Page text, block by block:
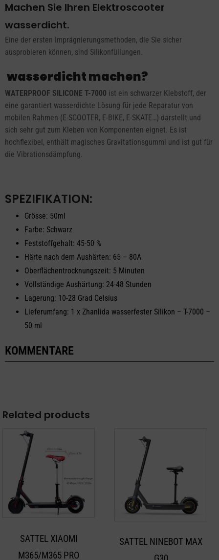
Machen Sie Ihren Elektroscooter
wasserdicht.
Eine der ersten Imprägnierungsmethoden, die Sie sicher
ausprobieren können, sind Silikonfüllungen.
wasserdicht machen?
WATERPROOF SILICONE T-7000 ist ein schwarzer Klebstoff, der
eine garantiert wasserdichte Lösung für jede Reparatur von
mobilen Rahmen (E-SCOOTER, E-BIKE, E-SKATE…) darstellt und
sich sehr gut zum Kleben von Komponenten eignet. Es ist
hochflexibel, enthält magisches Gravitationsgummi und ist gut für
die Vibrationsdämpfung.
SPEZIFIKATION:
Grösse: 50ml
Farbe: Schwarz
Feststoffgehalt: 45-50 %
Härte nach dem Aushärten: 65 – 80A
Oberflächentrocknungszeit: 5 Minuten
Vollständige Aushärtung: 24-48 Stunden
Lagerung: 10-28 Grad Celsius
Lieferumfang: 1 x Zhanlida wasserfester Silikon – T-7000 –
50 ml
KOMMENTARE
Related products
SATTEL XIAOMI
M365/M365 PRO
SATTEL NINEBOT MAX